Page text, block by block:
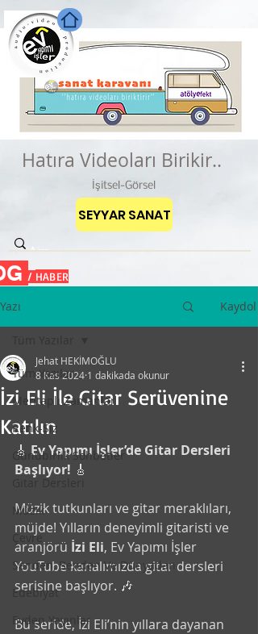
Hatıra Videoları Birikir..
İşitsel-Görsel
SEYYAR SANAT
/ HABER
Yazı Kaydol
Tüm Yazılar
Mehtaplı Zamanlar
Renk-Siz
Günübirlik Sohbetler
Gitar Dersleri
Müzik
Çevre
Senden, Benden Ve Dünyadan
Edebiyat
Evden Yayınlar
İzi Eli İle Gitar Serüvenine
Katılın
Jehat HEKİMOĞLU
8 Kas 2024 1 dakikada okunur
🎸 Ev Yapımı İşler’de Gitar Dersleri
Başlıyor! 🎸
Müzik tutkunları ve gitar meraklıları,
müjde! Yılların deneyimli gitaristi ve
aranjörü İzi Eli, Ev Yapımı İşler
YouTube kanalımızda gitar dersleri
serisine başlıyor. 🎶
Bu seride, İzi Eli’nin yıllara dayanan